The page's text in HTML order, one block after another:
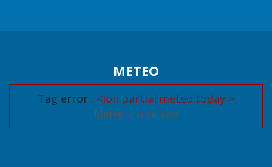
METEO
Tag error : <ion:partial:meteo:today >
Meteo unavailable